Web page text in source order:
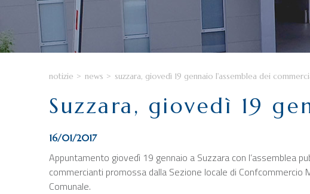
notizie > news > suzzara, giovedì 19 gennaio l'assemblea dei
Suzzara, giovedì 19
16/01/2017
Appuntamento giovedì 19 gennaio a Suzzara con l’assemblea
commercianti promossa dalla Sezione locale di Confcommercio
Comunale.